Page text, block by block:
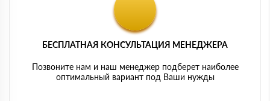
БЕСПЛАТНАЯ КОНСУЛЬТАЦИЯ МЕНЕДЖЕРА
Позвоните нам и наш менеджер подберет наиболее
оптимальный вариант под Ваши нужды